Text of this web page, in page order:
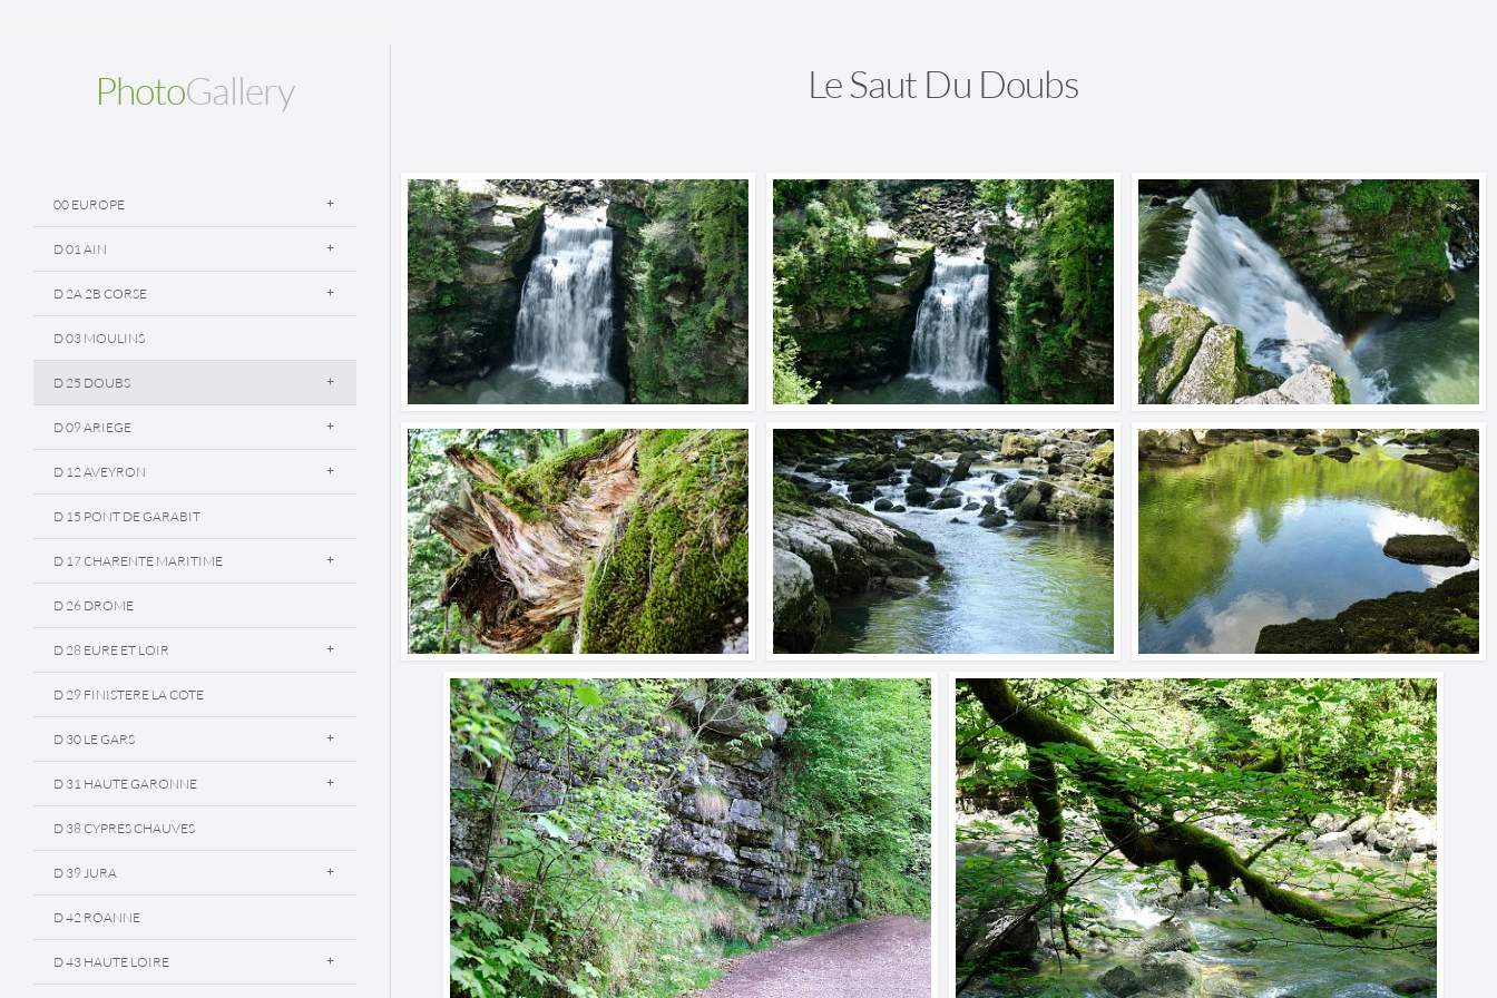
PhotoGallery
00 EUROPE
D 01 AIN
D 2A 2B CORSE
D 03 MOULINS
D 25 DOUBS
D 09 ARIEGE
D 12 AVEYRON
D 15 PONT DE GARABIT
D 17 CHARENTE MARITIME
D 26 DROME
D 28 EURE ET LOIR
D 29 FINISTERE LA COTE
D 30 LE GARS
D 31 HAUTE GARONNE
D 38 CYPRÉS CHAUVES
D 39 JURA
D 42 ROANNE
D 43 HAUTE LOIRE
Le Saut Du Doubs